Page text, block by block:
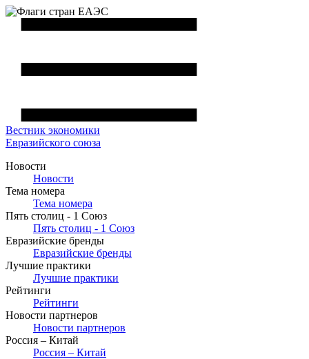
Вестник экономики
Евразийского союза
Новости
Новости
Тема номера
Тема номера
Пять столиц - 1 Союз
Пять столиц - 1 Союз
Евразийские бренды
Евразийские бренды
Лучшие практики
Лучшие практики
Рейтинги
Рейтинги
Новости партнеров
Новости партнеров
Россия – Китай
Россия – Китай